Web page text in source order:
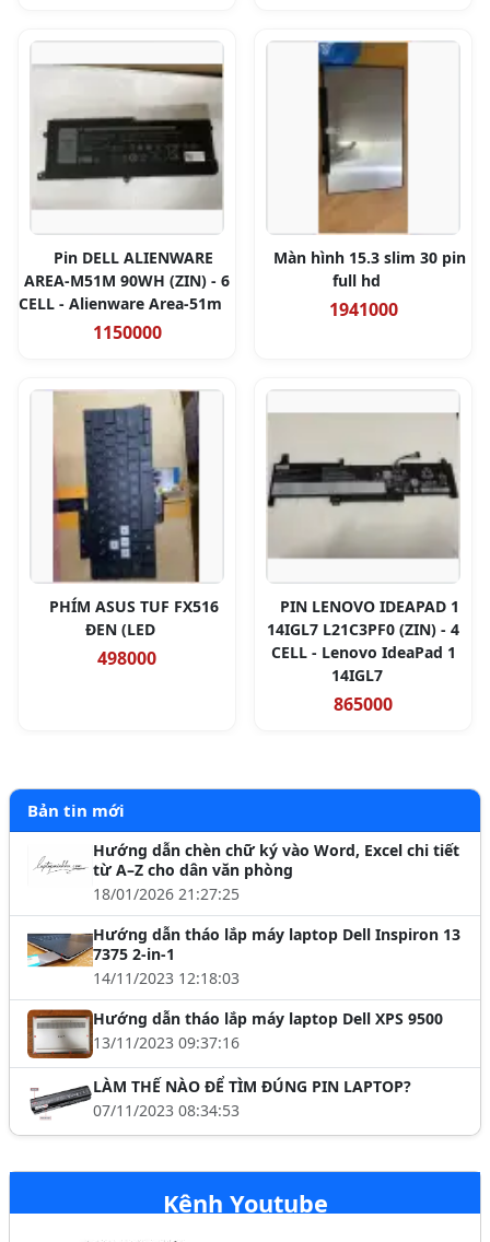
Pin DELL ALIENWARE
AREA-M51M 90WH (ZIN) - 6
CELL - Alienware Area-51m
1150000
Màn hình 15.3 slim 30 pin
full hd
1941000
PHÍM ASUS TUF FX516
ĐEN (LED
498000
PIN LENOVO IDEAPAD 1
14IGL7 L21C3PF0 (ZIN) - 4
CELL - Lenovo IdeaPad 1
14IGL7
865000
Bản tin mới
Hướng dẫn chèn chữ ký vào Word, Excel chi tiết
từ A–Z cho dân văn phòng
18/01/2026 21:27:25
Hướng dẫn tháo lắp máy laptop Dell Inspiron 13
7375 2-in-1
14/11/2023 12:18:03
Hướng dẫn tháo lắp máy laptop Dell XPS 9500
13/11/2023 09:37:16
LÀM THẾ NÀO ĐỂ TÌM ĐÚNG PIN LAPTOP?
07/11/2023 08:34:53
Kênh Youtube